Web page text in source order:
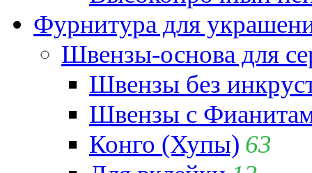
Фурнитура для
Швензы-основа для
Швензы без
Швензы с
Конго (Хупы) 63